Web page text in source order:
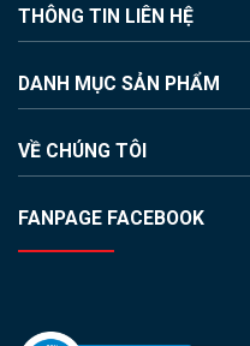
THÔNG TIN LIÊN HỆ
DANH MỤC SẢN PHẨM
VỀ CHÚNG TÔI
FANPAGE FACEBOOK